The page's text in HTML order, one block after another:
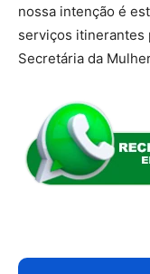
nossa intenção é
serviços itinerantes
Secretária da